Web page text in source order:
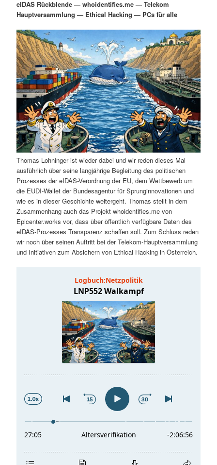
m
ä
r
e
n
I
n
h
a
l
t
s
n
u
n
d
ä
r
e
n
I
n
h
a
g
n
s
n
a
v
i
g
a
t
i
o
n
eIDAS Rückblende — whoidentifies.me — Telekom
Hauptversammlung — Ethical Hacking — PCs für alle
Thomas Lohninger ist wieder dabei und wir reden dieses Mal
ausführlich über seine langjährige Begleitung des politischen
Prozesses der eIDAS-Verordnung der EU, dem Wettbewerb um
die EUDI-Wallet der Bundesagentur für Sprunginnovationen und
wie es in dieser Geschichte weitergeht. Thomas stellt in dem
Zusammenhang auch das Projekt whoidentifies.me von
Epicenter.works vor, dass über öffentlich verfügbare Daten des
eIDAS-Prozesses Transparenz schaffen soll. Zum Schluss reden
wir noch über seinen Auftritt bei der Telekom-Hauptversammlung
und Initiativen zum Absichern von Ethical Hacking in Österreich.